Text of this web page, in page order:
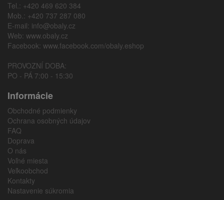
Tel.: +420 469 620 384
Mob.: +420 737 287 080
E-mail: info@obaly.cz
Web: www.obaly.cz
Facebook: www.facebook.com/obaly.eshop
PROVOZNÍ DOBA:
PO - PÁ 7:00 - 15:30
Informácie
Obchodné podmienky
Ochrana osobných údajov
FAQ
Doprava
O nás
Voľné miesta
Veľkoobchod
Kontakty
Nastavenie súkromia